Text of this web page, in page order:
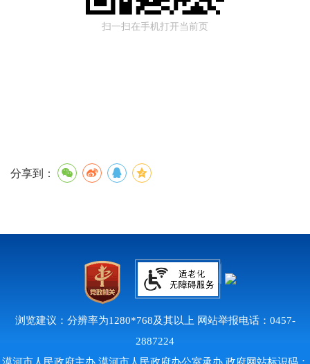
扫一扫在手机打开当前页
分享到：
浏览建议：分辨率为1280*768及其以上 网站举报电话：0457-
2887224
漠河市人民政府主办 漠河市人民政府办公室承办 政府网站标识码：